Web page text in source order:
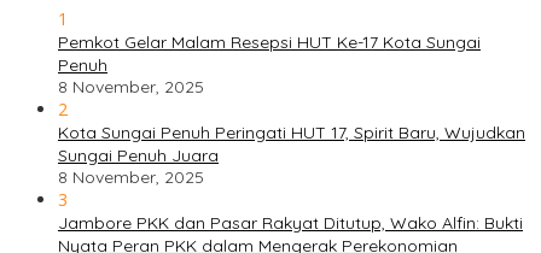
1
Pemkot Gelar Malam Resepsi HUT Ke-17 Kota Sungai
Penuh
8 November, 2025
2
Kota Sungai Penuh Peringati HUT 17, Spirit Baru, Wujudkan
Sungai Penuh Juara
8 November, 2025
3
Jambore PKK dan Pasar Rakyat Ditutup, Wako Alfin: Bukti
Nyata Peran PKK dalam Mengerak Perekonomian